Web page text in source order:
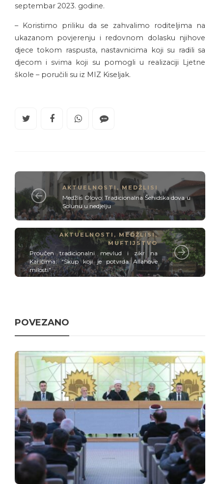
septembar 2023. godine.
– Koristimo priliku da se zahvalimo roditeljima na
ukazanom povjerenju i redovnom dolasku njihove
djece tokom raspusta, nastavnicima koji su radili sa
djecom i svima koji su pomogli u realizaciji Ljetne
škole – poručili su iz MIZ Kiseljak.
AKTUELNOSTI , MEDŽLISI
Medžlis Olovo: Tradicionalna Šehidska dova u
Solunu u nedjelju
AKTUELNOSTI , MEDŽLISI,
MUFTIJSTVO
Proučen tradicionalni mevlud i zikr na
Karićima: "Skup koji je potvrda Allahove
milosti"
POVEZANO